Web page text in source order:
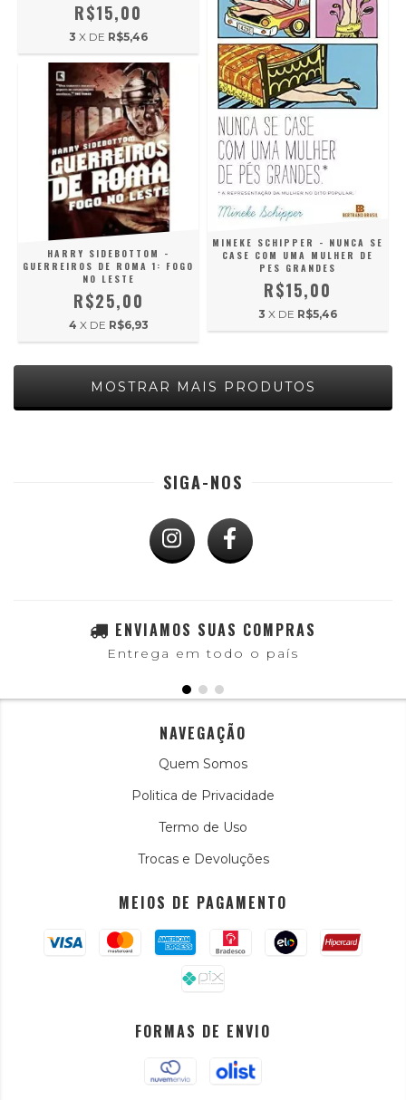
R$15,00
3 X DE R$5,46
HARRY SIDEBOTTOM -
GUERREIROS DE ROMA 1: FOGO
NO LESTE
R$25,00
4 X DE R$6,93
MINEKE SCHIPPER - NUNCA SE
CASE COM UMA MULHER DE
PES GRANDES
R$15,00
3 X DE R$5,46
MOSTRAR MAIS PRODUTOS
SIGA-NOS
ENVIAMOS SUAS COMPRAS
Entrega em todo o país
NAVEGAÇÃO
Quem Somos
Politica de Privacidade
Termo de Uso
Trocas e Devoluções
MEIOS DE PAGAMENTO
FORMAS DE ENVIO